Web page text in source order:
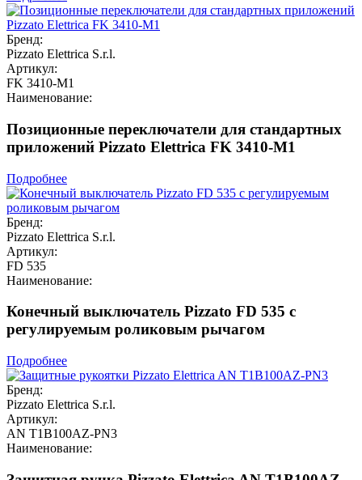
Бренд:
Pizzato Elettrica S.r.l.
Артикул:
FK 3410-M1
Наименование:
Позиционные переключатели для стандартных
приложений Pizzato Elettrica FK 3410-M1
Подробнее
Бренд:
Pizzato Elettrica S.r.l.
Артикул:
FD 535
Наименование:
Конечный выключатель Pizzato FD 535 с
регулируемым роликовым рычагом
Подробнее
Бренд:
Pizzato Elettrica S.r.l.
Артикул:
AN T1B100AZ-PN3
Наименование: